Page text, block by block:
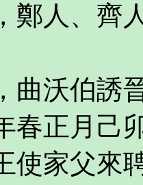
鄭人、齊
曲沃伯誘
春正月己
使家父來